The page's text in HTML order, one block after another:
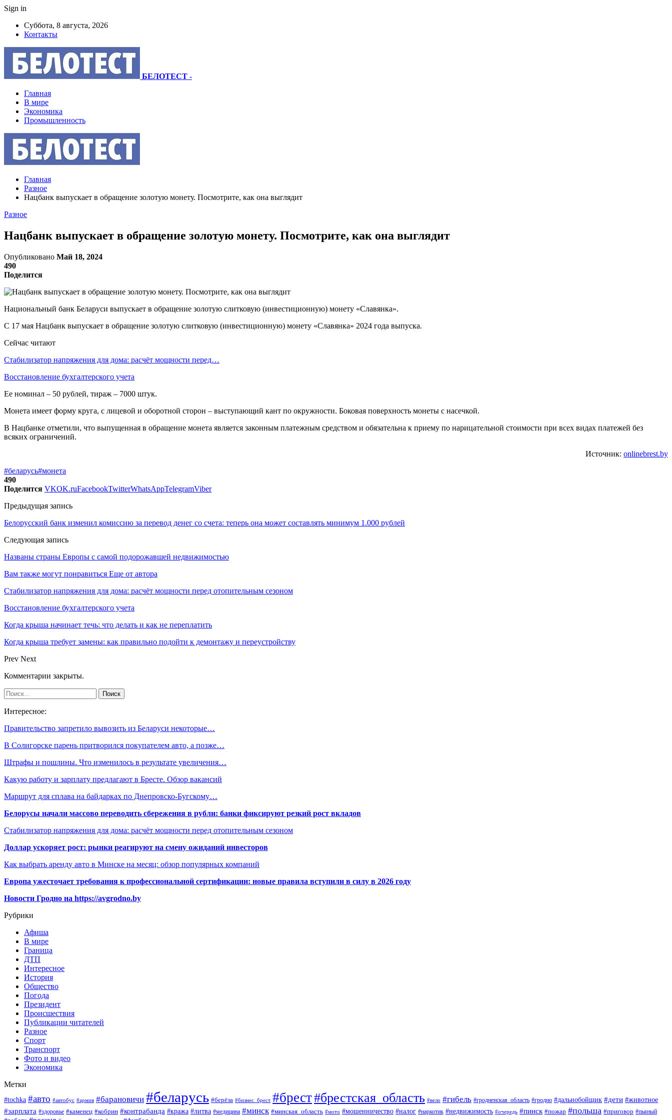
Sign in
Суббота, 8 августа, 2026
Контакты
БЕЛОТЕСТ -
Главная
В мире
Экономика
Промышленность
Главная
Разное
Нацбанк выпускает в обращение золотую монету. Посмотрите, как она выглядит
Разное
Нацбанк выпускает в обращение золотую монету. Посмотрите, как она выглядит
Опубликовано Май 18, 2024
490
Поделится
Национальный банк Беларуси выпускает в обращение золотую слитковую (инвестиционную) монету «Славянка».
С 17 мая Нацбанк выпускает в обращение золотую слитковую (инвестиционную) монету «Славянка» 2024 года выпуска.
Сейчас читают
Стабилизатор напряжения для дома: расчёт мощности перед…
Восстановление бухгалтерского учета
Ее номинал – 50 рублей, тираж – 7000 штук.
Монета имеет форму круга, с лицевой и оборотной сторон – выступающий кант по окружности. Боковая поверхность монеты с насечкой.
В Нацбанке отметили, что выпущенная в обращение монета является законным платежным средством и обязательна к приему по нарицательной стоимости при всех видах платежей без
всяких ограничений.
Источник: onlinebrest.by
#беларусь#монета
490
Поделится VKOK.ruFacebookTwitterWhatsAppTelegramViber
Предыдущая запись
Белорусский банк изменил комиссию за перевод денег со счета: теперь она может составлять минимум 1.000 рублей
Следующая запись
Названы страны Европы с самой подорожавшей недвижимостью
Вам также могут понравиться Еще от автора
Стабилизатор напряжения для дома: расчёт мощности перед отопительным сезоном
Восстановление бухгалтерского учета
Когда крыша начинает течь: что делать и как не переплатить
Когда крыша требует замены: как правильно подойти к демонтажу и переустройству
Prev Next
Комментарии закрыты.
Интересное:
Правительство запретило вывозить из Беларуси некоторые…
В Солигорске парень притворился покупателем авто, а позже…
Штрафы и пошлины. Что изменилось в результате увеличения…
Какую работу и зарплату предлагают в Бресте. Обзор вакансий
Маршрут для сплава на байдарках по Днепровско-Бугскому…
Белорусы начали массово переводить сбережения в рубли: банки фиксируют резкий рост вкладов
Стабилизатор напряжения для дома: расчёт мощности перед отопительным сезоном
Доллар ускоряет рост: рынки реагируют на смену ожиданий инвесторов
Как выбрать аренду авто в Минске на месяц: обзор популярных компаний
Европа ужесточает требования к профессиональной сертификации: новые правила вступили в силу в 2026 году
Новости Гродно на https://avgrodno.by
Рубрики
Афиша
В мире
Граница
ДТП
Интересное
История
Общество
Погода
Президент
Происшествия
Публикации читателей
Разное
Спорт
Транспорт
Фото и видео
Экономика
Метки
#tochka #авто #автобус #армия #барановичи #беларусь #берёза #бизнес_брест #брест#брестская_область #вело #гибель #гродненская_область #гродно #дальнобойщик #дети #животное
#зарплата #здоровье #каменец #кобрин #контрабанда #кража #литва #медицина #минск #минская_область #мото #мошенничество #налог #наркотик #недвижимость #очередь #пинск #пожар #польша #приговор #пьяный